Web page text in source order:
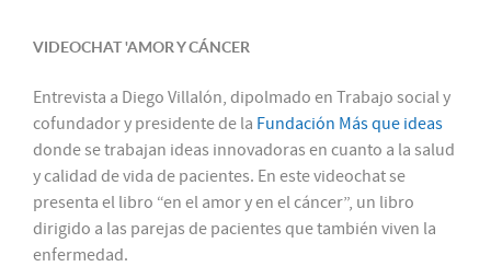
VIDEOCHAT 'AMOR Y CÁNCER
Entrevista a Diego Villalón, dipolmado en Trabajo social y
cofundador y presidente de la Fundación Más que ideas
donde se trabajan ideas innovadoras en cuanto a la salud
y calidad de vida de pacientes. En este videochat se
presenta el libro “en el amor y en el cáncer”, un libro
dirigido a las parejas de pacientes que también viven la
enfermedad.